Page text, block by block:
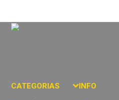
CATEGORIAS INFO